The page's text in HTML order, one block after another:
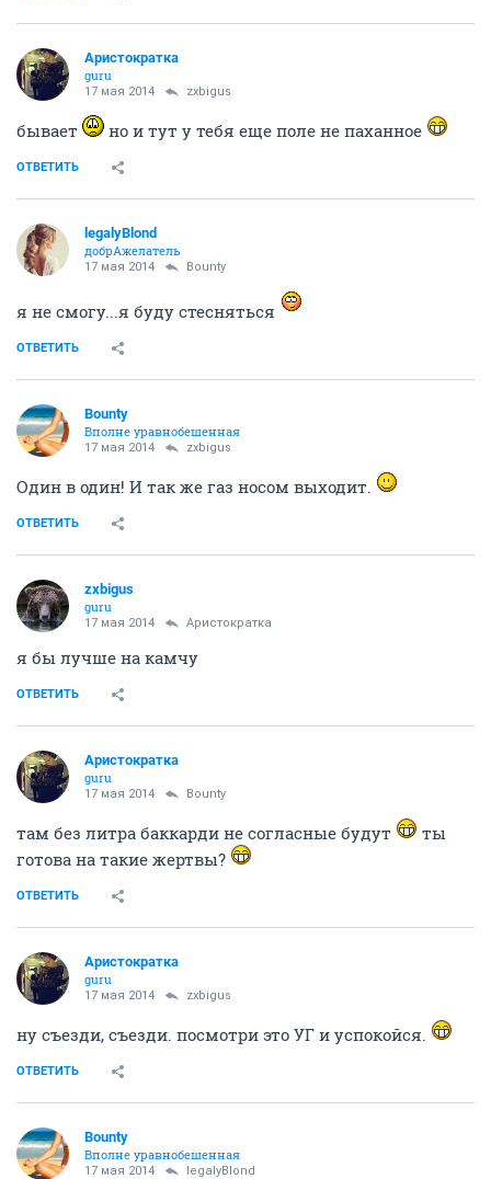
Аристократка
guru
17 мая 2014 zxbigus
бывает но и тут у тебя еще поле не паханное
ОТВЕТИТЬ
legalyBlond
добрАжелатель
17 мая 2014 Bounty
я не смогу...я буду стесняться
ОТВЕТИТЬ
Bounty
Вполне уравнобешенная
17 мая 2014 zxbigus
Один в один! И так же газ носом выходит.
ОТВЕТИТЬ
zxbigus
guru
17 мая 2014 Аристократка
я бы лучше на камчу
ОТВЕТИТЬ
Аристократка
guru
17 мая 2014 Bounty
там без литра баккарди не согласные будут
ты
готова на такие жертвы?
ОТВЕТИТЬ
Аристократка
guru
17 мая 2014 zxbigus
ну съезди, съезди. посмотри это УГ и успокойся.
ОТВЕТИТЬ
Bounty
Вполне уравнобешенная
17 мая 2014 legalyBlond